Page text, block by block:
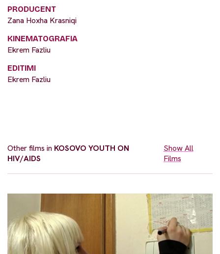
PRODUCENT
Zana Hoxha Krasniqi
KINEMATOGRAFIA
Ekrem Fazliu
EDITIMI
Ekrem Fazliu
Other films in KOSOVO YOUTH ON
HIV/AIDS
Show All
Films